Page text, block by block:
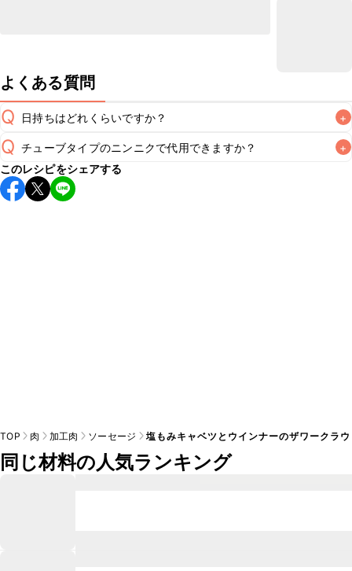
よくある質問
Q 日持ちはどれくらいですか？ +
A
保存期間は冷蔵で当日中が目安です。なるべくお早めにお召
し上がりください。
※日持ちは目安です。
Q チューブタイプのニンニクで代用できますか？ +
A
チューブタイプのニンニクを使用してもお作りいただけま
す。小さじ1/2を目安に加え、お好みの風味になるようご調節
このレシピをシェアする
TOP 肉 加工肉 ソーセージ 塩もみキャベツとウインナーのザワークラ
同じ材料の人気ランキング